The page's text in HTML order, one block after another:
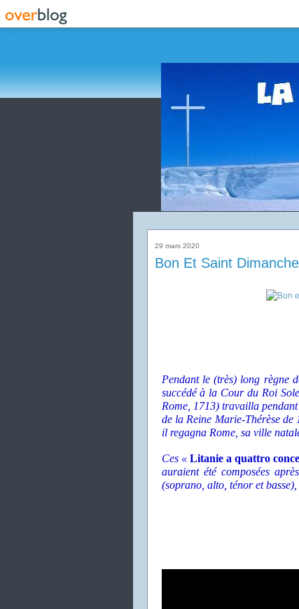
29 mars 2020
Bon Et Saint
Pendant le (très) long règne
succédé à la Cour du Roi
Rome, 1713) travailla
de la Reine Marie-Thérèse de
il regagna Rome, sa ville
Ces « Litanie a quattro
auraient été composées
(soprano, alto, ténor et